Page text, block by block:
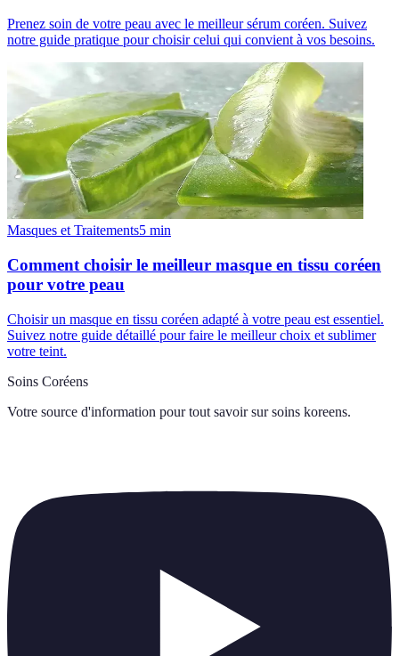
Prenez soin de votre peau avec le meilleur sérum coréen. Suivez
notre guide pratique pour choisir celui qui convient à vos besoins.
Masques et Traitements5 min
Comment choisir le meilleur masque en tissu coréen
pour votre peau
Choisir un masque en tissu coréen adapté à votre peau est essentiel.
Suivez notre guide détaillé pour faire le meilleur choix et sublimer
votre teint.
Soins Coréens
Votre source d'information pour tout savoir sur soins koreens.